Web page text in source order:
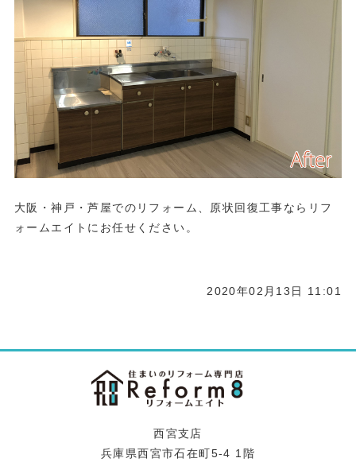
大阪・神戸・芦屋でのリフォーム、原状回復工事ならリフ
ォームエイトにお任せください。
2020年02月13日 11:01
西宮支店
兵庫県西宮市石在町5-4 1階